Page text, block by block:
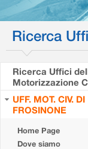
Ricerca
Ricerca Uffici
Motorizzazione
UFF. MOT. CIV. DI
FROSINONE
Home Page
Dove siamo